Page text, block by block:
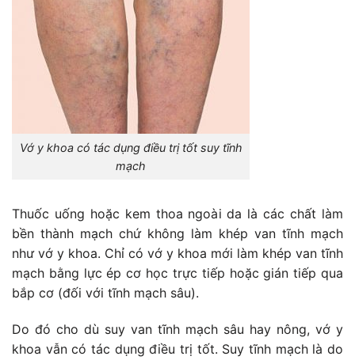
Vớ y khoa có tác dụng điều trị tốt suy tĩnh
mạch
Thuốc uống hoặc kem thoa ngoài da là các chất làm
bền thành mạch chứ không làm khép van tĩnh mạch
như vớ y khoa. Chỉ có vớ y khoa mới làm khép van tĩnh
mạch bằng lực ép cơ học trực tiếp hoặc gián tiếp qua
bắp cơ (đối với tĩnh mạch sâu).
Do đó cho dù suy van tĩnh mạch sâu hay nông, vớ y
khoa vẫn có tác dụng điều trị tốt. Suy tĩnh mạch là do